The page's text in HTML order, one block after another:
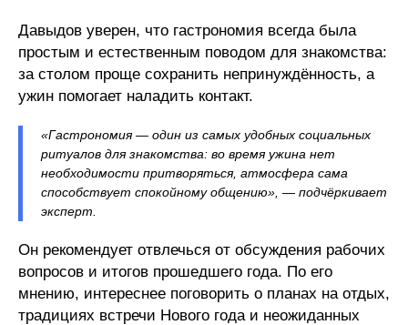
Давыдов уверен, что гастрономия всегда была
простым и естественным поводом для знакомства:
за столом проще сохранить непринуждённость, а
ужин помогает наладить контакт.
«Гастрономия — один из самых удобных социальных
ритуалов для знакомства: во время ужина нет
необходимости притворяться, атмосфера сама
способствует спокойному общению», — подчёркивает
эксперт.
Он рекомендует отвлечься от обсуждения рабочих
вопросов и итогов прошедшего года. По его
мнению, интереснее поговорить о планах на отдых,
традициях встречи Нового года и неожиданных